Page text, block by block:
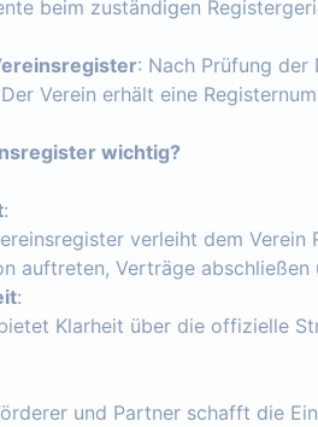
beim zuständigen
: Nach Prüfung
Verein erhält eine
wichtig?
:
verleiht dem Verein
auftreten, Verträge abschließen
:
Klarheit über die offizielle
und Partner schafft die